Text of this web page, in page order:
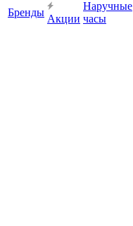
Бренды
Акции
Наручные
часы